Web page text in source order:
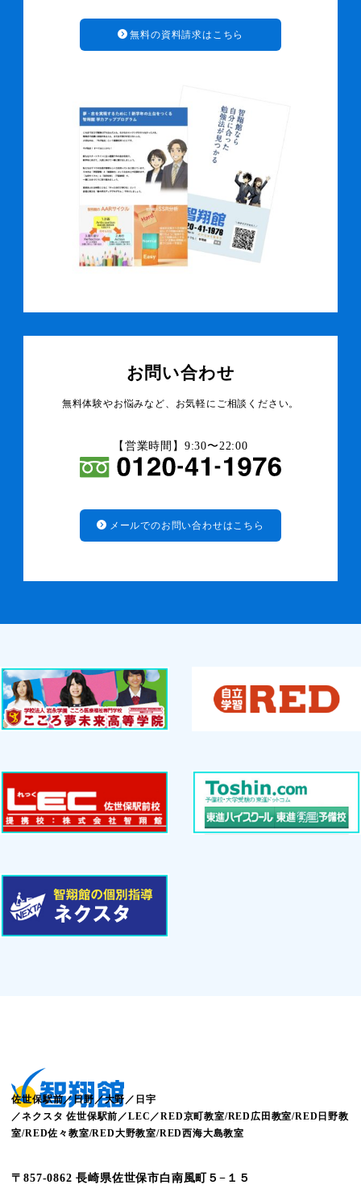
無料の資料請求はこちら
お問い合わせ
無料体験やお悩みなど、お気軽にご相談ください。
【営業時間】9:30〜22:00
メールでのお問い合わせはこちら
佐世保駅前／日野／大野／日宇
／ネクスタ 佐世保駅前／LEC／RED京町教室/RED広田教室/RED日野教
室/RED佐々教室/RED大野教室/RED西海大島教室
〒857-0862 長崎県佐世保市白南風町５−１５